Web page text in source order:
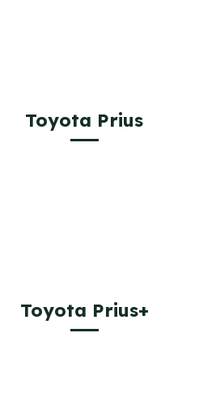
Toyota Prius
Toyota Prius+